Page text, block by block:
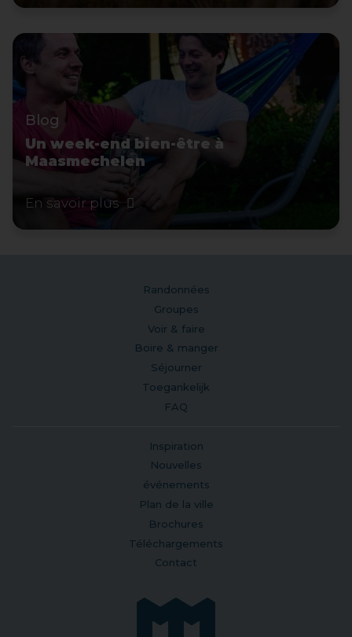
Blog
Un week-end bien-être à
Maasmechelen
En savoir plus
Randonnées
Groupes
Voir & faire
Boire & manger
Séjourner
Toegankelijk
FAQ
Inspiration
Nouvelles
événements
Plan de la ville
Brochures
Téléchargements
Contact